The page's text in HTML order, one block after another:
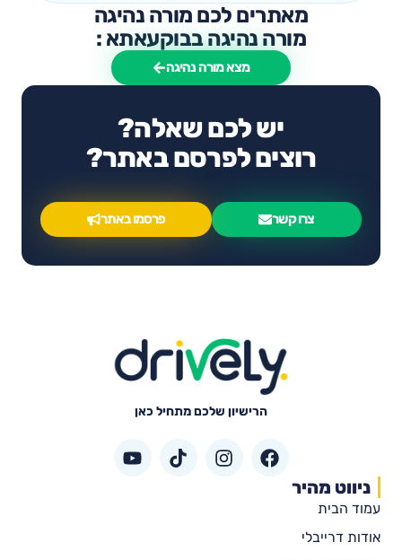
מאתרים לכם מורה נהיגה
מורה נהיגה בבוקעאתא :
מצא מורה נהיגה
יש לכם שאלה?
רוצים לפרסם באתר?
צרו קשר פרסמו באתר
הרישיון שלכם מתחיל כאן
ניווט מהיר
עמוד הבית
אודות דרייבלי